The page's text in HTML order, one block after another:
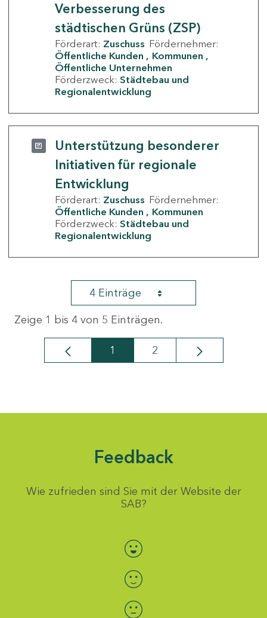
Verbesserung des
städtischen Grüns (ZSP)
Förderart: Zuschuss Fördernehmer:
Öffentliche Kunden
Kommunen
Öffentliche Unternehmen
Förderzweck: Städtebau und
Regionalentwicklung
Unterstützung besonderer
Initiativen für regionale
Entwicklung
Förderart: Zuschuss Fördernehmer:
Öffentliche Kunden
Kommunen
Förderzweck: Städtebau und
Regionalentwicklung
4 Einträge
Zeige 1 bis 4 von 5 Einträgen.
Seite
1 Seite
2
Feedback
Wie zufrieden sind Sie mit der Website der
SAB?
Bewertung auswählen